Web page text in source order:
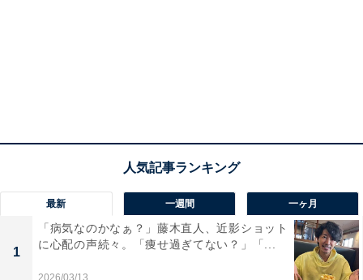
最新 一週間 一ヶ月
1
「病気なのかなぁ？」藤木直人、近影ショット
に心配の声続々。「痩せ過ぎてない？」「...